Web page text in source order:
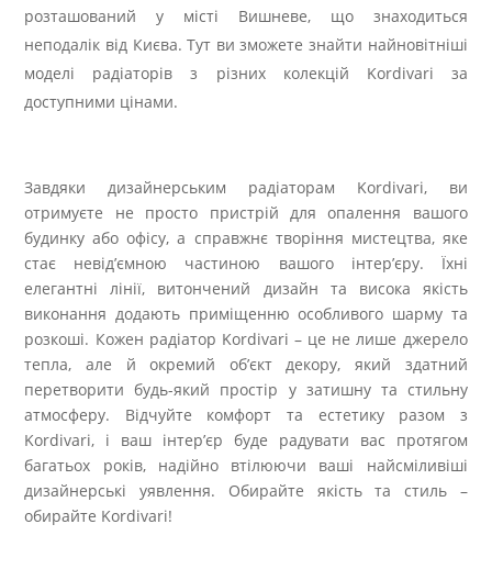
розташований у місті Вишневе, що знаходиться
неподалік від Києва. Тут ви зможете знайти найновітніші
моделі радіаторів з різних колекцій Kordivari за
доступними цінами.
Завдяки дизайнерським радіаторам Kordivari, ви
отримуєте не просто пристрій для опалення вашого
будинку або офісу, а справжнє творіння мистецтва, яке
стає невід’ємною частиною вашого інтер’єру. Їхні
елегантні лінії, витончений дизайн та висока якість
виконання додають приміщенню особливого шарму та
розкоші. Кожен радіатор Kordivari – це не лише джерело
тепла, але й окремий об’єкт декору, який здатний
перетворити будь-який простір у затишну та стильну
атмосферу. Відчуйте комфорт та естетику разом з
Kordivari, і ваш інтер’єр буде радувати вас протягом
багатьох років, надійно втілюючи ваші найсміливіші
дизайнерські уявлення. Обирайте якість та стиль –
обирайте Kordivari!